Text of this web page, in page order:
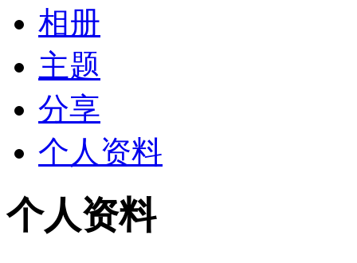
相册
主题
分享
个人资料
个人资料